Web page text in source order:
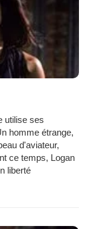
utilise ses
homme étrange,
d'aviateur,
ce temps, Logan
liberté